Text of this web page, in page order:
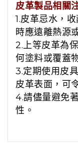
皮革製品相關
1.皮革忌水，
時應遠離熱源
2.上等皮革為
何塗料或覆蓋
3.定期使用皮
皮革表面，可
4.請儘量避免
性。